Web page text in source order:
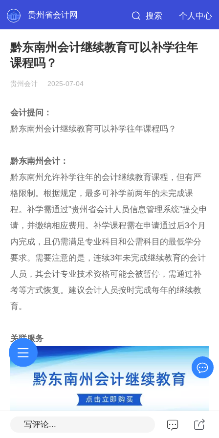
贵州省会计网 搜索 个人中心
黔东南州会计继续教育可以补学往年
课程吗？
贵州会计 2025-07-04
会计提问：
黔东南州会计继续教育可以补学往年课程吗？
黔东南州会计：
黔东南州允许补学往年的会计继续教育课程，但有严
格限制。根据规定，最多可补学前两年的未完成课
程。补学需通过"贵州省会计人员信息管理系统"提交申
请，并缴纳相应费用。补学课程需在申请通过后3个月
内完成，且仍需满足专业科目和公需科目的最低学分
要求。需要注意的是，连续3年未完成继续教育的会计
人员，其会计专业技术资格可能会被暂停，需通过补
考等方式恢复。建议会计人员按时完成每年的继续教
育。
关联服务
写评论...